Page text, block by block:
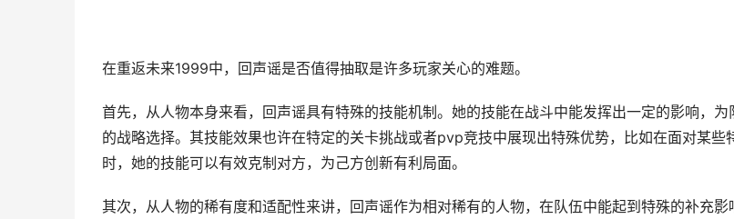
在重返未来1999中，回声谣是否值得抽取是许多玩家关心的难题。
首先，从人物本身来看，回声谣具有特殊的技能机制。她的技能在战斗中能发挥出一定的影响，为
的战略选择。其技能效果也许在特定的关卡挑战或者pvp竞技中展现出特殊优势，比如在面对某些
时，她的技能可以有效克制对方，为己方创新有利局面。
其次，从人物的稀有度和适配性来讲，回声谣作为相对稀有的人物，在队伍中能起到特殊的补充影